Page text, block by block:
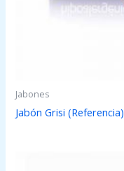
Jabones
Jabón Grisi (Referencia)